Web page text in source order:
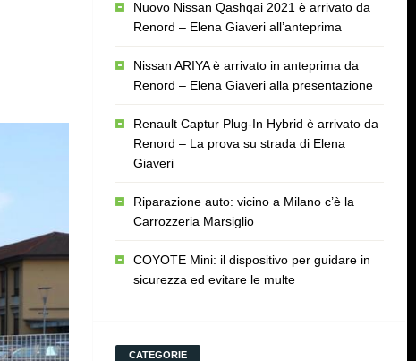
Nuovo Nissan Qashqai 2021 è arrivato da
Renord – Elena Giaveri all’anteprima
Nissan ARIYA è arrivato in anteprima da
Renord – Elena Giaveri alla presentazione
Renault Captur Plug-In Hybrid è arrivato da
Renord – La prova su strada di Elena
Giaveri
Riparazione auto: vicino a Milano c’è la
Carrozzeria Marsiglio
COYOTE Mini: il dispositivo per guidare in
sicurezza ed evitare le multe
CATEGORIE